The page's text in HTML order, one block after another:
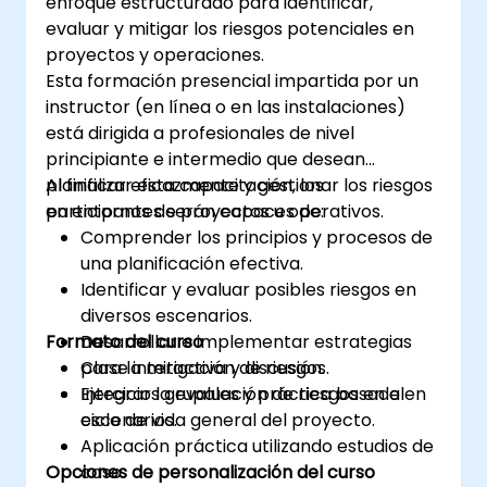
reguladores y profesionales supervisores
proveedores y consultores del sector
bancario y de la industria de gestión de
riesgos
gerentes de gobierno corporativo y de
gobierno de riesgos.
evaluar y mitigar los riesgos potenciales en
proyectos y operaciones.
Esta formación presencial impartida por un
instructor (en línea o en las instalaciones)
está dirigida a profesionales de nivel
principiante e intermedio que desean
planificar eficazmente y gestionar los riesgos
en entornos de proyectos u operativos.
Al finalizar esta capacitación, los
participantes serán capaces de:
Comprender los principios y procesos de
una planificación efectiva.
Identificar y evaluar posibles riesgos en
diversos escenarios.
Desarrollar e implementar estrategias
para la mitigación de riesgos.
Integrar la evaluación de riesgos en el
ciclo de vida general del proyecto.
Formato del curso
Clase interactiva y discusión.
Ejercicios grupales y práctica basada en
escenarios.
Aplicación práctica utilizando estudios de
caso.
Opciones de personalización del curso